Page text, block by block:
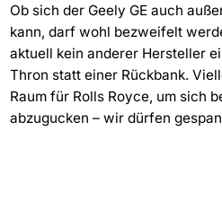
Ob sich der Geely GE auch
kann, darf wohl bezweifelt
aktuell kein anderer Hersteller
Thron statt einer Rückbank.
Raum für Rolls Royce, um sich
abzugucken – wir dürfen